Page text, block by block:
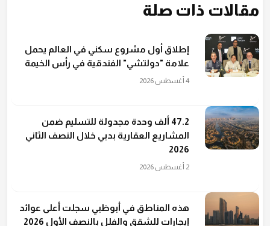
مقالات ذات صلة
إطلاق أول مشروع سكني في العالم يحمل
علامة "دولتشي" الفندقية في رأس الخيمة
4 أغسطس 2026
47.2 ألف وحدة مجدولة للتسليم ضمن
المشاريع العقارية بدبي خلال النصف الثاني
2026
2 أغسطس 2026
هذه المناطق في أبوظبي سجلت أعلى عوائد
إيجارات للشقق والفلل بالنصف الأول 2026